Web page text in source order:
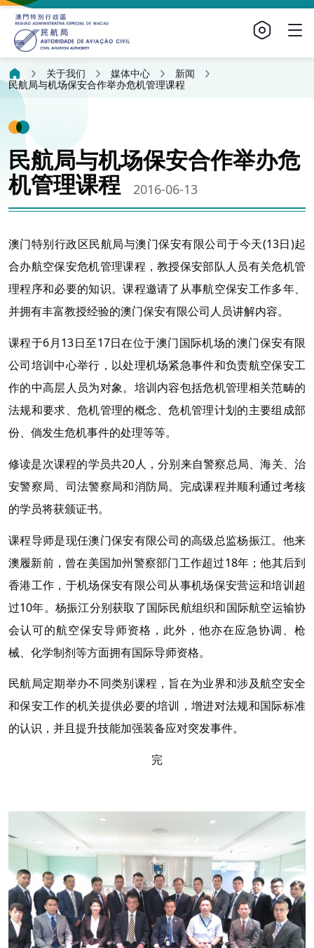
关于我们 媒体中心
新闻
民航局与机场保安合作举办危机管理课程
民航局与机场保安合作举办危
机管理课程
2016-06-13
澳门特别行政区民航局与澳门保安有限公司于今天(13日)起
合办航空保安危机管理课程，教授保安部队人员有关危机管
理程序和必要的知识。课程邀请了从事航空保安工作多年、
并拥有丰富教授经验的澳门保安有限公司人员讲解内容。
课程于6月13日至17日在位于澳门国际机场的澳门保安有限
公司培训中心举行，以处理机场紧急事件和负责航空保安工
作的中高层人员为对象。培训内容包括危机管理相关范畴的
法规和要求、危机管理的概念、危机管理计划的主要组成部
份、倘发生危机事件的处理等等。
修读是次课程的学员共20人，分别来自警察总局、海关、治
安警察局、司法警察局和消防局。完成课程并顺利通过考核
的学员将获颁证书。
课程导师是现任澳门保安有限公司的高级总监杨振江。他来
澳履新前，曾在美国加州警察部门工作超过18年；他其后到
香港工作，于机场保安有限公司从事机场保安营运和培训超
过10年。杨振江分别获取了国际民航组织和国际航空运输协
会认可的航空保安导师资格，此外，他亦在应急协调、枪
械、化学制剂等方面拥有国际导师资格。
民航局定期举办不同类别课程，旨在为业界和涉及航空安全
和保安工作的机关提供必要的培训，增进对法规和国际标准
的认识，并且提升技能加强装备应对突发事件。
完